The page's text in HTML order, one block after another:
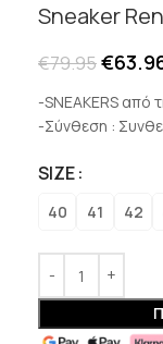
Sneaker
€79.95€
-SNEAKERS από
-Σύνθεση :
SIZE
40 41 42